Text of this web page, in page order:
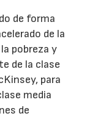
de forma
de la
pobreza y
de la clase
para
media
de